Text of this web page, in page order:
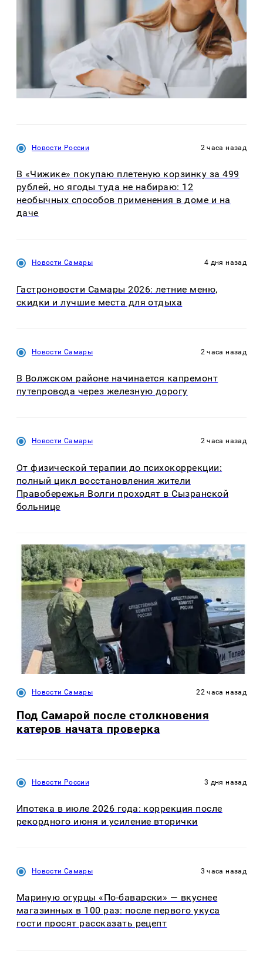
Новости России 2 часа назад
В «Чижике» покупаю плетеную корзинку за 499
рублей, но ягоды туда не набираю: 12
необычных способов применения в доме и на
даче
Новости Самары 4 дня назад
Гастроновости Самары 2026: летние меню,
скидки и лучшие места для отдыха
Новости Самары 2 часа назад
В Волжском районе начинается капремонт
путепровода через железную дорогу
Новости Самары 2 часа назад
От физической терапии до психокоррекции:
полный цикл восстановления жители
Правобережья Волги проходят в Сызранской
больнице
Новости Самары 22 часа назад
Под Самарой после столкновения
катеров начата проверка
Новости России 3 дня назад
Ипотека в июле 2026 года: коррекция после
рекордного июня и усиление вторички
Новости Самары 3 часа назад
Мариную огурцы «По-баварски» — вкуснее
магазинных в 100 раз: после первого укуса
гости просят рассказать рецепт